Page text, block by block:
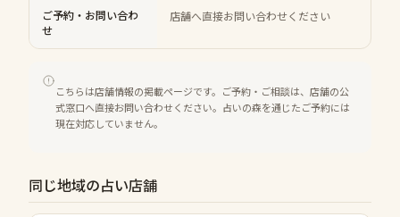
ご予約・お問い合わ
せ
店舗へ直接お問い合わせください
こちらは店舗情報の掲載ページです。ご予約・ご相談は、店舗の公
式窓口へ直接お問い合わせください。占いの森を通じたご予約には
現在対応していません。
同じ地域の占い店舗